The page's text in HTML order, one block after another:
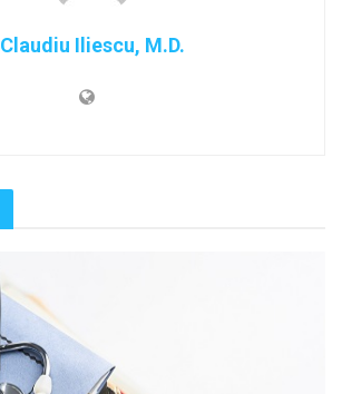
Claudiu Iliescu, M.D.